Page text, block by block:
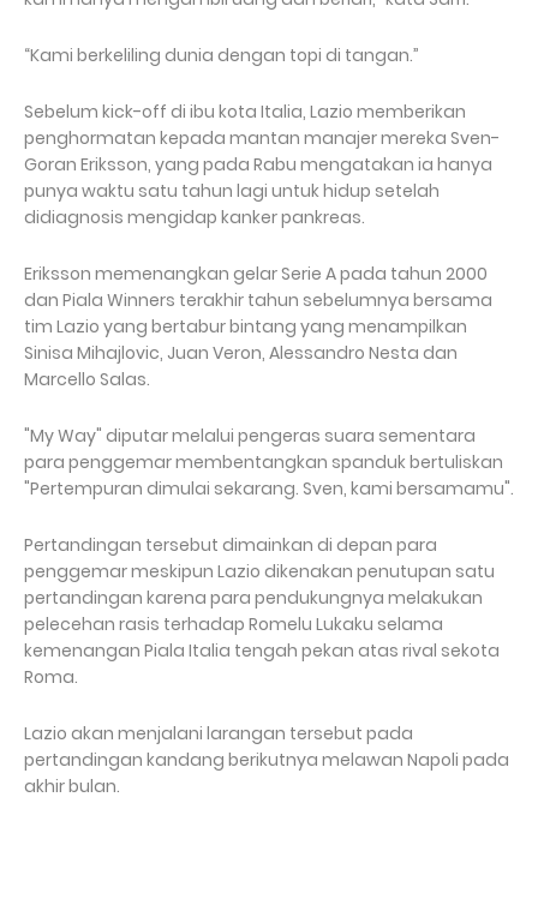
“Kami berkeliling dunia dengan topi di tangan.”
Sebelum kick-off di ibu kota Italia, Lazio memberikan
penghormatan kepada mantan manajer mereka Sven-
Goran Eriksson, yang pada Rabu mengatakan ia hanya
punya waktu satu tahun lagi untuk hidup setelah
didiagnosis mengidap kanker pankreas.
Eriksson memenangkan gelar Serie A pada tahun 2000
dan Piala Winners terakhir tahun sebelumnya bersama
tim Lazio yang bertabur bintang yang menampilkan
Sinisa Mihajlovic, Juan Veron, Alessandro Nesta dan
Marcello Salas.
"My Way" diputar melalui pengeras suara sementara
para penggemar membentangkan spanduk bertuliskan
"Pertempuran dimulai sekarang. Sven, kami bersamamu".
Pertandingan tersebut dimainkan di depan para
penggemar meskipun Lazio dikenakan penutupan satu
pertandingan karena para pendukungnya melakukan
pelecehan rasis terhadap Romelu Lukaku selama
kemenangan Piala Italia tengah pekan atas rival sekota
Roma.
Lazio akan menjalani larangan tersebut pada
pertandingan kandang berikutnya melawan Napoli pada
akhir bulan.